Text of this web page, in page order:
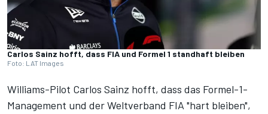
Carlos Sainz hofft, dass FIA und Formel 1 standhaft bleiben
Foto: LAT Images
Williams-Pilot Carlos Sainz hofft, dass das Formel-1-
Management und der Weltverband FIA "hart bleiben",